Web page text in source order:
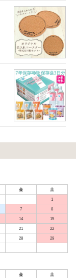
金
土
1
7
8
14
15
21
22
28
29
金
土